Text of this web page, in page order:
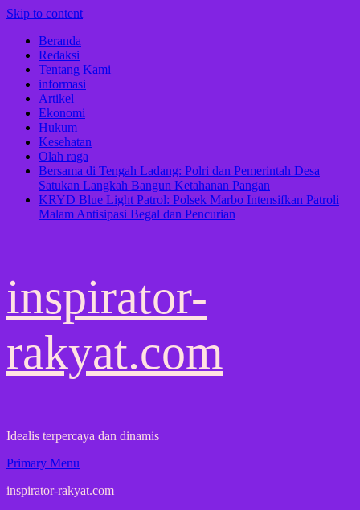
Skip to content
Beranda
Redaksi
Tentang Kami
informasi
Artikel
Ekonomi
Hukum
Kesehatan
Olah raga
Bersama di Tengah Ladang: Polri dan Pemerintah Desa
Satukan Langkah Bangun Ketahanan Pangan
KRYD Blue Light Patrol: Polsek Marbo Intensifkan Patroli
Malam Antisipasi Begal dan Pencurian
inspirator-
rakyat.com
Idealis terpercaya dan dinamis
Primary Menu
inspirator-rakyat.com